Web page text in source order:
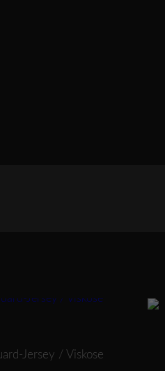
Varianten auf. Die Optionen können auf der Produktseite gewählt werden
Jersey / Viskose